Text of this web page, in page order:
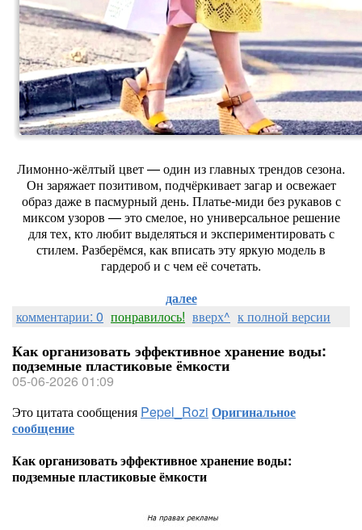
Лимонно‑жёлтый цвет — один из главных трендов сезона.
Он заряжает позитивом, подчёркивает загар и освежает
образ даже в пасмурный день. Платье‑миди без рукавов с
миксом узоров — это смелое, но универсальное решение
для тех, кто любит выделяться и экспериментировать с
стилем. Разберёмся, как вписать эту яркую модель в
гардероб и с чем её сочетать.
далее
комментарии: 0 понравилось! вверх^ к полной версии
Как организовать эффективное хранение воды:
подземные пластиковые ёмкости
05-06-2026 01:09
Это цитата сообщения Pepel_Rozi Оригинальное
сообщение
Как организовать эффективное хранение воды:
подземные пластиковые ёмкости